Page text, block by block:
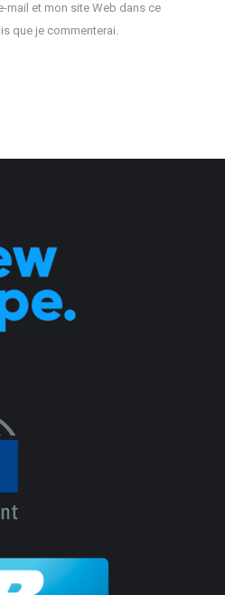
mail et mon site Web dans ce
que je commenterai.